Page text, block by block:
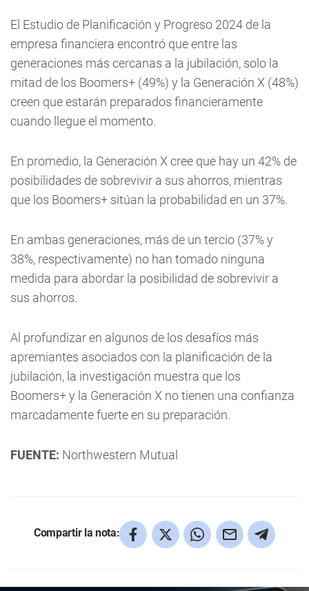
El Estudio de Planificación y Progreso 2024 de la
empresa financiera encontró que entre las
generaciones más cercanas a la jubilación, solo la
mitad de los Boomers+ (49%) y la Generación X (48%)
creen que estarán preparados financieramente
cuando llegue el momento.
En promedio, la Generación X cree que hay un 42% de
posibilidades de sobrevivir a sus ahorros, mientras
que los Boomers+ sitúan la probabilidad en un 37%.
En ambas generaciones, más de un tercio (37% y
38%, respectivamente) no han tomado ninguna
medida para abordar la posibilidad de sobrevivir a
sus ahorros.
Al profundizar en algunos de los desafíos más
apremiantes asociados con la planificación de la
jubilación, la investigación muestra que los
Boomers+ y la Generación X no tienen una confianza
marcadamente fuerte en su preparación.
FUENTE: Northwestern Mutual
Compartir la nota: